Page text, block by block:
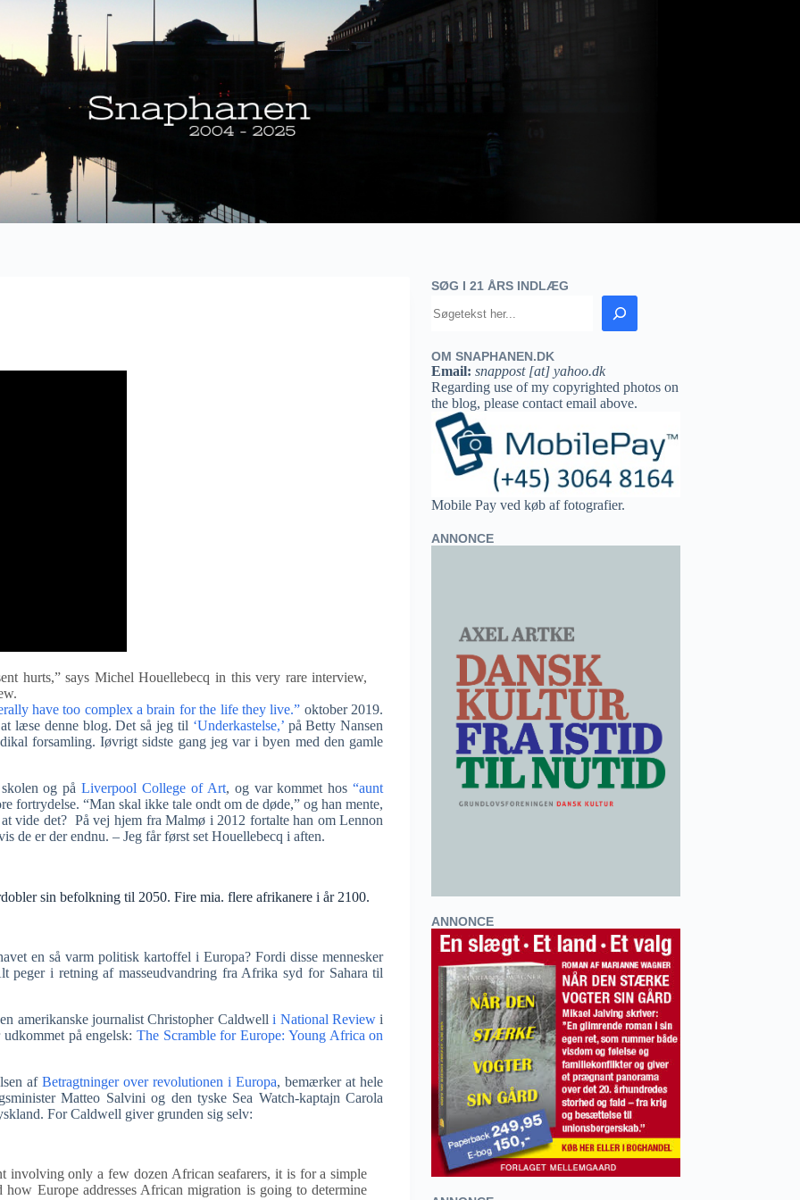
hurts,” says Michel Houellebecq in this very rare interview,
have too complex a brain for the life they live.” oktober 2019.
læse denne blog. Det så jeg til ‘Underkastelse,’på Betty Nansen
forsamling. Iøvrigt sidste gang jeg var i byen med den gamle
skolen og påLiverpool College of Art, og var kommet hos“aunt
fortrydelse. “Man skal ikke tale ondt om de døde,” og han mente,
vide det? På vej hjem fra Malmø i 2012 fortalte han om Lennon
de er der endnu. – Jeg får først set Houellebecq i aften.
sin befolkning til 2050. Fire mia. flere afrikanere i år 2100.
en så varm politisk kartoffel i Europa? Fordi disse mennesker
peger i retning af masseudvandring fra Afrika syd for Sahara til
amerikanske journalist Christopher Caldwelli National Reviewi
udkommet på engelsk:The Scramble for Europe: Young Africa on
afBetragtninger over revolutionen i Europa, bemærker at hele
Matteo Salvini og den tyske Sea Watch-kaptajn Carola
For Caldwell giver grunden sig selv:
involving only a few dozen African seafarers, it is for a simple
Europe addresses African migration is going to determine
SØG I 21 ÅRS INDLÆG
OM SNAPHANEN.DK
Email: snappost [at] yahoo.dk
Regarding use of my copyrighted photos on
the blog, please contact email above.
Mobile Pay ved køb af fotografier.
ANNONCE
ANNONCE